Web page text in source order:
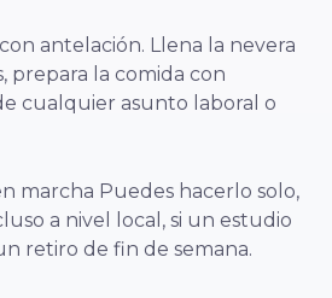
antelación. Llena la nevera
prepara la comida con
cualquier asunto laboral o
marcha Puedes hacerlo solo,
a nivel local, si un estudio
retiro de fin de semana.